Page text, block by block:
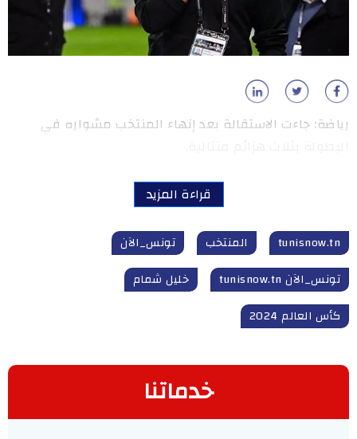
رياضة: جاءت الاستقالة بعد إنهاء المنتخب مشواره في
قراءة المزيد
tunisnow.tn المنتخب
تونس_الآن
تونس_الآن tunisnow.tn
خليل شمام
كأس العالم 2024
خدماتنا